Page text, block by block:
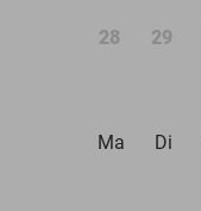
28 29
Ma
Di